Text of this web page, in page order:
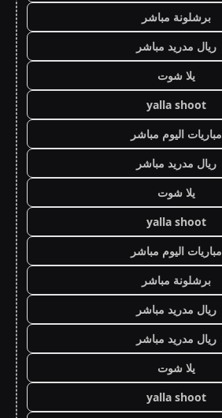
برشلونة مباشر
ريال مدريد مباشر
يلا شوت
yalla shoot
مباريات اليوم مباشر
ريال مدريد مباشر
يلا شوت
yalla shoot
مباريات اليوم مباشر
برشلونة مباشر
ريال مدريد مباشر
ريال مدريد مباشر
يلا شوت
yalla shoot